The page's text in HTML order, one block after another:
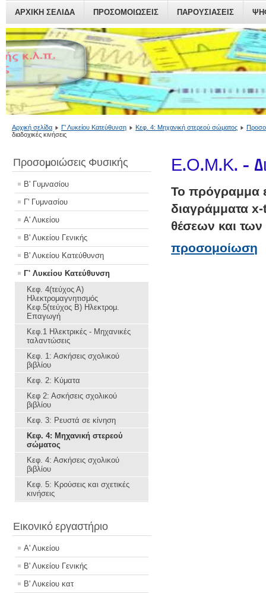
ΑΡΧΙΚΗ ΣΕΛΙΔΑ ΠΡΟΣΟΜΟΙΏΣΕΙΣ ΠΑΡΟΥΣΙΆΣΕΙΣ
Αρχική σελίδα Γ' Λυκείου Κατεύθυνση Κεφ. 4: Μηχανική στερεού σώματος
διαδοχικές κινήσεις
Προσομοιώσεις Φυσικής
Β' Γυμνασίου
Γ' Γυμνασίου
Α' Λυκείου
Β' Λυκείου Γενικής
Β' Λυκείου Κατεύθυνση
Γ' Λυκείου Κατεύθυνση
Κεφ. 4(τεύχος Α)
Ηλεκτρομαγνητισμός
Κεφ.5(τεύχος Β) Ηλεκτρομ.
Επαγωγή
Κεφ.1 Ηλεκτρικές - Μηχανικές
ταλαντώσεις
Κεφ. 1: Ασκήσεις σχολικού
βιβλίου
Κεφ. 2: Κύματα
Κεφ 2: Ασκήσεις σχολικού
βιβλίου
Κεφ. 3: Ρευστά σε κίνηση
Κεφ. 4: Μηχανική στερεού
σώματος
Κεφ. 4: Ασκήσεις σχολικού
βιβλίου
Κεφ. 5: Κρούσεις και σχετικές
κινήσεις
Εικονικό εργαστήριο
Α' Λυκείου
Β' Λυκείου Γενικής
Β' Λυκείου κατ
Ε.Ο.Μ.Κ. -
Το πρόγραμμα
διαγράμματα
θέσεων και των
προσομοίωση